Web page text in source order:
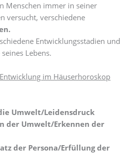
Menschen immer in seiner
versucht, verschiedene
Entwicklungsstadien und
Lebens.
im Häuserhoroskop
Umwelt/Leidensdruck
der Umwelt/Erkennen der
der Persona/Erfüllung der